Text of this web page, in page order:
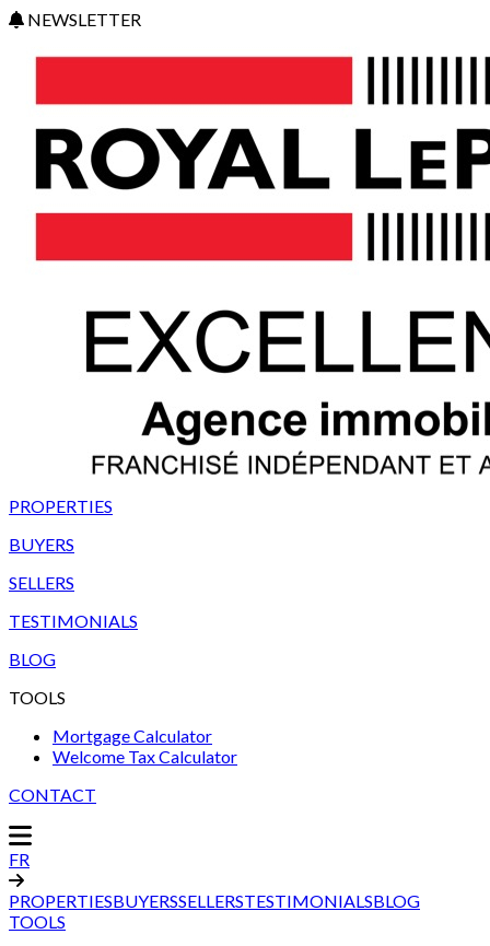
NEWSLETTER
PROPERTIES
BUYERS
SELLERS
TESTIMONIALS
BLOG
TOOLS
Mortgage Calculator
Welcome Tax Calculator
CONTACT
FR
PROPERTIESBUYERSSELLERSTESTIMONIALSBLOG
TOOLS